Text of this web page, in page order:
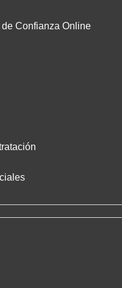
Confianza Online